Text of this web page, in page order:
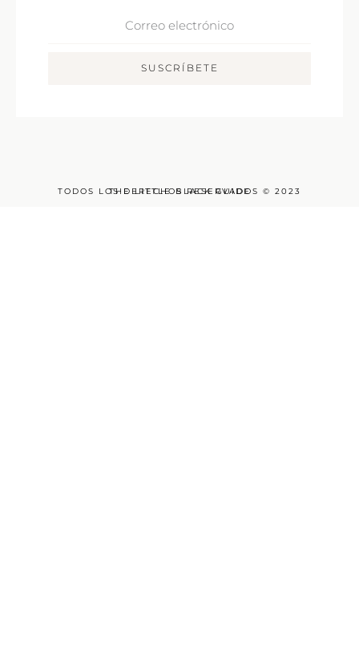
SUSCRÍBETE
TODOS LOS DERECHOS RESERVADOS © 2023
THE LITTLE BLACK GUIDE